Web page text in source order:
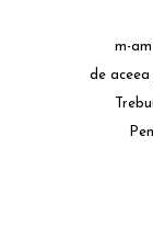
m-
de aceea